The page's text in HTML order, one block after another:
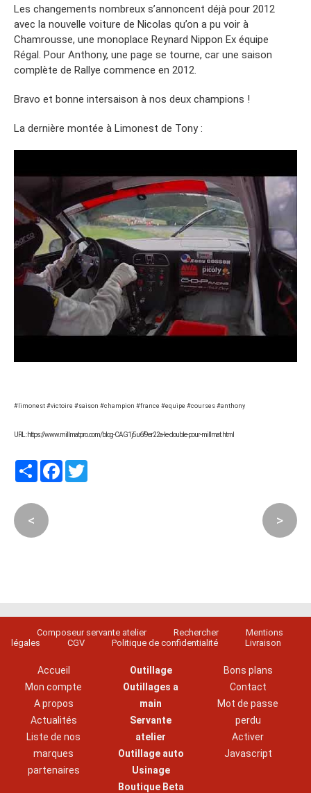
Les changements nombreux s’annoncent déjà pour 2012
avec la nouvelle voiture de Nicolas qu’on a pu voir à
Chamrousse, une monoplace Reynard Nippon Ex équipe
Régal. Pour Anthony, une page se tourne, car une saison
complète de Rallye commence en 2012.
Bravo et bonne intersaison à nos deux champions !
La dernière montée à Limonest de Tony :
#limonest #victoire #saison #champion #france #equipe #courses #anthony
URL : https://www.millmatpro.com/blog-CAG1j5u6f9er22a-le-double-pour-millmat.html
PartagerFacebook
< >
Composeur servante atelier Rechercher
Mentions
légales
CGV Politique de confidentialité Livraison
Accueil
Mon compte
A propos
Actualités
Liste de nos
marques
partenaires
Outillage
Outillages a
main
Servante
atelier
Outillage auto
Usinage
Boutique Beta
Bons plans
Contact
Mot de passe
perdu
Activer
Javascript